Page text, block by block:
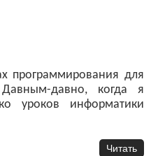
программирования для
давно, когда я
уроков информатики
Читать